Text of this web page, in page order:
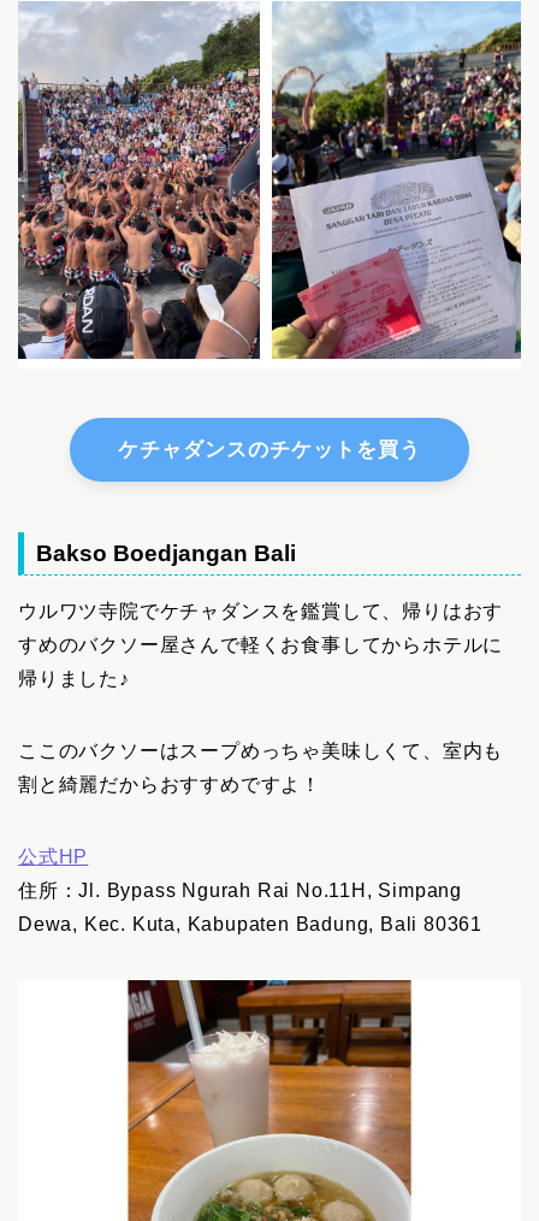
ケチャダンスのチケットを買う
Bakso Boedjangan Bali
ウルワツ寺院でケチャダンスを鑑賞して、帰りはおす
すめのバクソー屋さんで軽くお食事してからホテルに
帰りました♪
ここのバクソーはスープめっちゃ美味しくて、室内も
割と綺麗だからおすすめですよ！
公式HP
住所：Jl. Bypass Ngurah Rai No.11H, Simpang
Dewa, Kec. Kuta, Kabupaten Badung, Bali 80361